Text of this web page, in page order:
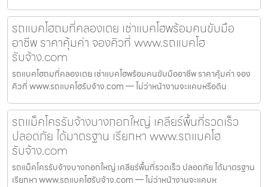
รถแบคโฮถมที่คลองเตย เช่าแบคโฮพร้อมคนขับมือ
อาชีพ ราคาคุ้มค่า จองคิวที่ www.รถแบคโฮ
รับจ้าง.com
รถแบคโฮถมที่คลองเตย เช่าแบคโฮพร้อมคนขับมืออาชีพ ราคาคุ้มค่า จอง
คิวที่ www.รถแบคโฮรับจ้าง.com — ไม่ว่าหน้างานจะแคบหรือดิน
รถแม็คโครรับจ้างบางกอกใหญ่ เคลียร์พื้นที่รวดเร็ว
ปลอดภัย ได้มาตรฐาน เรียกหา www.รถแบคโฮ
รับจ้าง.com
รถแม็คโครรับจ้างบางกอกใหญ่ เคลียร์พื้นที่รวดเร็ว ปลอดภัย ได้มาตรฐาน
เรียกหา www.รถแบคโฮรับจ้าง.com — ไม่ว่าหน้างานจะแคบห